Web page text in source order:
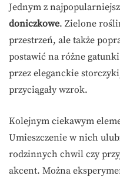
Jednym z
doniczkowe. Zielone
przestrzeń, ale także
postawić na różne
przez eleganckie
przyciągały wzrok.
Kolejnym ciekawym
Umieszczenie w nich
rodzinnych chwil czy
akcent. Można